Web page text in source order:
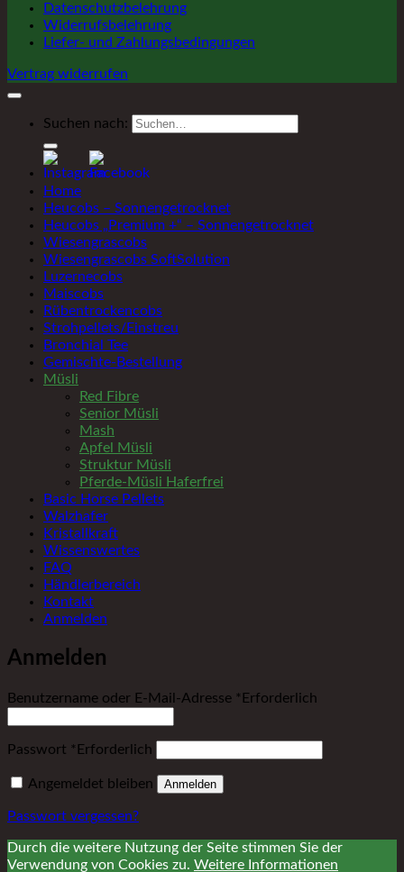
Datenschutzbelehrung
Widerrufsbelehrung
Liefer- und Zahlungsbedingungen
Vertrag widerrufen
Suchen nach:
Home
Heucobs – Sonnengetrocknet
Heucobs „Premium +“ – Sonnengetrocknet
Wiesengrascobs
Wiesengrascobs SoftSolution
Luzernecobs
Maiscobs
Rübentrockencobs
Strohpellets/Einstreu
Bronchial Tee
Gemischte-Bestellung
Müsli
Red Fibre
Senior Müsli
Mash
Apfel Müsli
Struktur Müsli
Pferde-Müsli Haferfrei
Basic Horse Pellets
Walzhafer
Kristallkraft
Wissenswertes
FAQ
Händlerbereich
Kontakt
Anmelden
Anmelden
Benutzername oder E-Mail-Adresse * Erforderlich
Passwort * Erforderlich
Angemeldet bleiben Anmelden
Passwort vergessen?
Durch die weitere Nutzung der Seite stimmen Sie der
Verwendung von Cookies zu. Weitere Informationen